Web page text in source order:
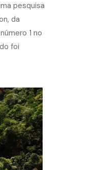
pesquisa
da
1 no
foi